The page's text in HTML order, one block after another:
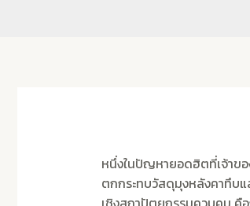
หนึ่งในปัญหายอดฮิตที่เจ้าข
ตกกระทบวัสดุมุงหลังคาทึบแ